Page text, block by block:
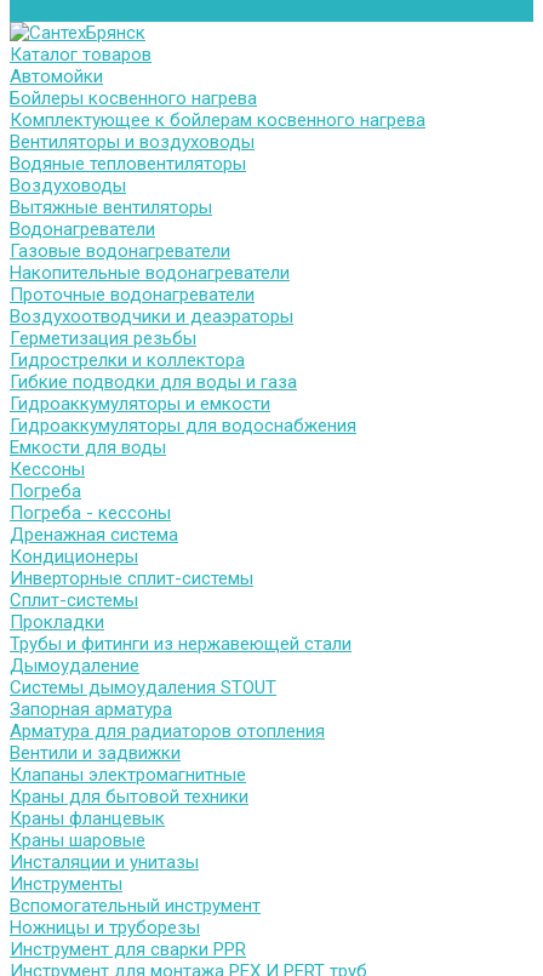
Каталог товаров
Автомойки
Бойлеры косвенного нагрева
Комплектующее к бойлерам косвенного нагрева
Вентиляторы и воздуховоды
Водяные тепловентиляторы
Воздуховоды
Вытяжные вентиляторы
Водонагреватели
Газовые водонагреватели
Накопительные водонагреватели
Проточные водонагреватели
Воздухоотводчики и деаэраторы
Герметизация резьбы
Гидрострелки и коллектора
Гибкие подводки для воды и газа
Гидроаккумуляторы и емкости
Гидроаккумуляторы для водоснабжения
Емкости для воды
Кессоны
Погреба
Погреба - кессоны
Дренажная система
Кондиционеры
Инверторные сплит-системы
Сплит-системы
Прокладки
Трубы и фитинги из нержавеющей стали
Дымоудаление
Системы дымоудаления STOUT
Запорная арматура
Арматура для радиаторов отопления
Вентили и задвижки
Клапаны электромагнитные
Краны для бытовой техники
Краны фланцевык
Краны шаровые
Инсталяции и унитазы
Инструменты
Вспомогательный инструмент
Ножницы и труборезы
Инструмент для сварки PPR
Инструмент для монтажа PEX И PERT труб